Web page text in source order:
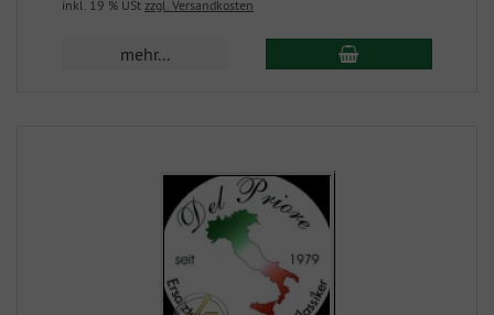
inkl. 19 % USt zzgl. Versandkosten
mehr...